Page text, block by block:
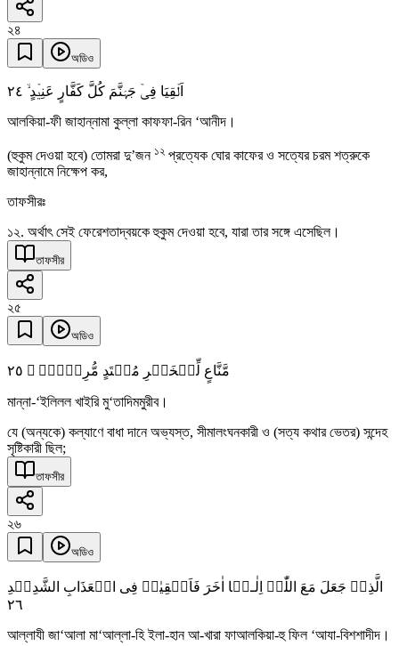
২৪
অডিও
اَلۡقِیَا فِیۡ جَہَنَّمَ کُلَّ کَفَّارٍ عَنِیۡدٍ ۙ ٢٤
আলকিয়া-ফী জাহান্নামা কুল্লা কাফফা-রিন ‘আনীদ।
(হুকুম দেওয়া হবে) তোমরা দু’জন ১২ প্রত্যেক ঘোর কাফের ও সত্যের চরম শত্রুকে
জাহান্নামে নিক্ষেপ কর,
তাফসীরঃ
১২. অর্থাৎ সেই ফেরেশতাদ্বয়কে হুকুম দেওয়া হবে, যারা তার সঙ্গে এসেছিল।
তাফসীর
২৫
অডিও
مَّنَّاعٍ لِّلۡخَیۡرِ مُعۡتَدٍ مُّرِیۡبِۣ ۙ ٢٥
মান্না-‘ইলিলল খাইরি মু‘তাদিমমুরীব।
যে (অন্যকে) কল্যাণে বাধা দানে অভ্যস্ত, সীমালংঘনকারী ও (সত্য কথার ভেতর) সন্দেহ
সৃষ্টিকারী ছিল;
তাফসীর
২৬
অডিও
الَّذِیۡ جَعَلَ مَعَ اللّٰہِ اِلٰـہًا اٰخَرَ فَاَلۡقِیٰہُ فِی الۡعَذَابِ الشَّدِیۡدِ
٢٦
আল্লাযী জা‘আলা মা‘আল্লা-হি ইলা-হান আ-খারা ফাআলকিয়া-হু ফিল ‘আযা-বিশশাদীদ।